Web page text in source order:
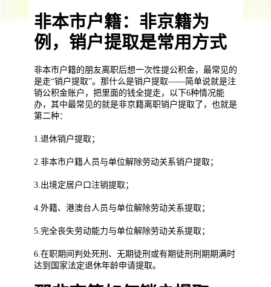
非本市户籍：非京籍为
例，销户提取是常用方式
非本市户籍的朋友离职后想一次性提公积金，最常见的
是走“销户提取”。那什么是销户提取——简单说就是注
销公积金账户，把里面的钱全提走，以下6种情况能
办，其中最常见的就是非京籍离职销户提取了，也就是
第二种：
1.退休销户提取；
2.非本市户籍人员与单位解除劳动关系销户提取；
3.出境定居户口注销提取；
4.外籍、港澳台人员与单位解除劳动关系提取；
5.完全丧失劳动能力与单位解除劳动关系提取；
6.在职期间判处死刑、无期徒刑或有期徒刑刑期期满时
达到国家法定退休年龄申请提取。